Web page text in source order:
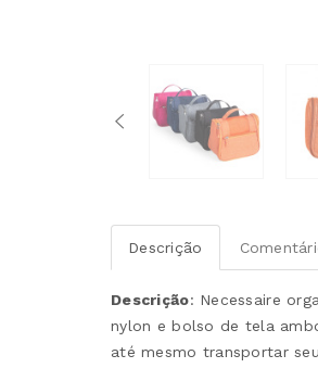
Descrição
Descrição: Necessaire
nylon e bolso de tela
até mesmo transportar